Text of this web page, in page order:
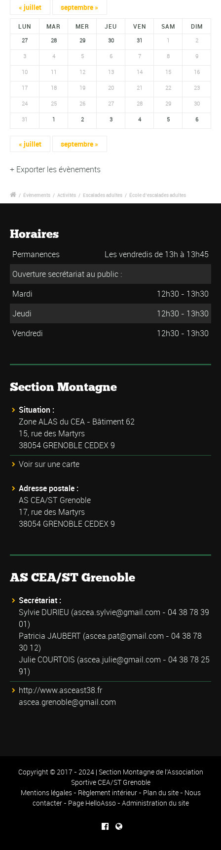
Navigation
par
Calendrier
« juillet septembre »
LUN MAR MER JEU VEN SAM DIM
27 28 29 30 31 1 2
3 4 5 6 7 8 9
10 11 12 13 14 15 16
17 18 19 20 21 22 23
24 25 26 27 28 29 30
31 1 2 3 4 5 6
Navigation
Calendrier
« juillet septembre »
+ Exporter les évènements
/ Évènements / Activités / Escalades adultes / École d’escalades adultes
Horaires
Permanences
Les vendredis de 13h à 13h45
Ouverture secrétariat au public :
Mardi
12h30 - 13h30
Jeudi
12h30 - 13h30
Vendredi
12h30 - 13h30
Section Montagne
Situation :
Zone ALAS du CEA - Bâtiment 62
15, rue des Martyrs
38054 GRENOBLE CEDEX 9
Voir sur une carte
Adresse postale :
AS CEA/ST Grenoble
17, rue des Martyrs
38054 GRENOBLE CEDEX 9
AS CEA/ST Grenoble
Secrétariat :
Sylvie DURIEU (ascea.sylvie@gmail.com - 04 38 78 39
01)
Patricia JAUBERT (ascea.pat@gmail.com - 04 38 78
30 12)
Julie COURTOIS (ascea.julie@gmail.com - 04 38 78 25
91)
http://www.asceast38.fr
ascea.grenoble@gmail.com
Copyright © 2017 - 2024 | Section Montagne de l'Association
Sportive CEA/ST Grenoble
Mentions légales- Règlement intérieur- Plan du site- Nous
contacter- Page HelloAsso- Administration du site